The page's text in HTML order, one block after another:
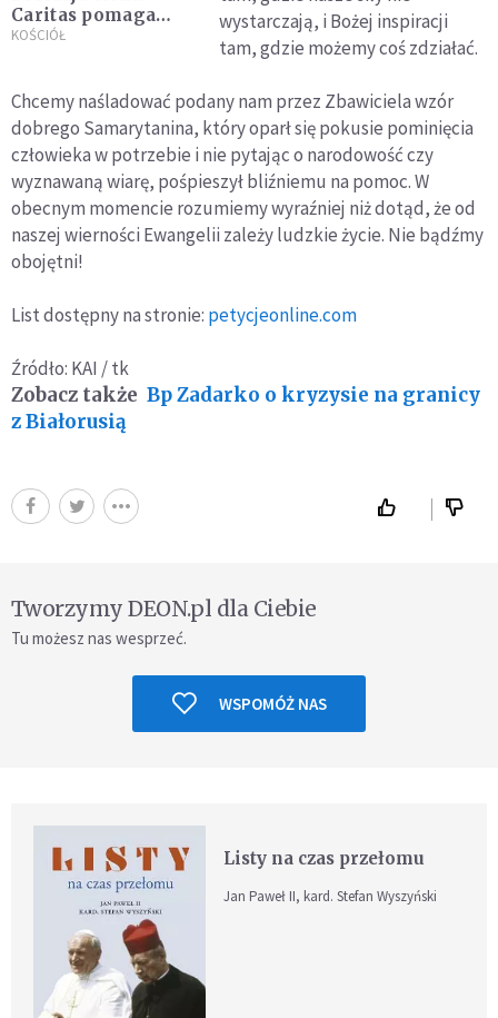
Caritas pomaga
polskim żołnierzom
KOŚCIÓŁ
wystarczają, i Bożej inspiracji
tam, gdzie możemy coś zdziałać.
Chcemy naśladować podany nam przez Zbawiciela wzór
dobrego Samarytanina, który oparł się pokusie pominięcia
człowieka w potrzebie i nie pytając o narodowość czy
wyznawaną wiarę, pośpieszył bliźniemu na pomoc. W
obecnym momencie rozumiemy wyraźniej niż dotąd, że od
naszej wierności Ewangelii zależy ludzkie życie. Nie bądźmy
obojętni!
List dostępny na stronie: petycjeonline.com
Źródło: KAI / tk
Zobacz także Bp Zadarko o kryzysie na granicy
z Białorusią
Tworzymy DEON.pl dla Ciebie
Tu możesz nas wesprzeć.
WSPOMÓŻ NAS
Listy na czas przełomu
Jan Paweł II, kard. Stefan Wyszyński